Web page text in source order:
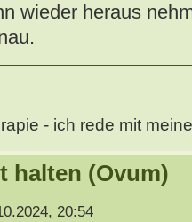
wieder heraus
- ich rede mit
halten (Ovum)
20:54